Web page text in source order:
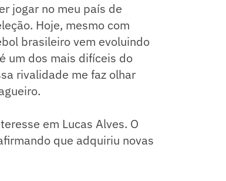
jogar no meu país de
Hoje, mesmo com
brasileiro vem evoluindo
um dos mais difíceis do
rivalidade me faz olhar
em Lucas Alves. O
que adquiriu novas